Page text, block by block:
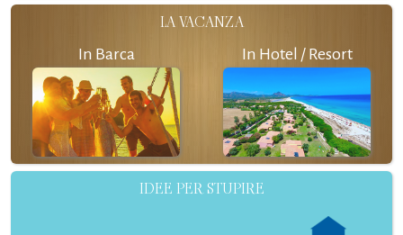
LA VACANZA
In Barca In Hotel / Resort
IDEE PER STUPIRE